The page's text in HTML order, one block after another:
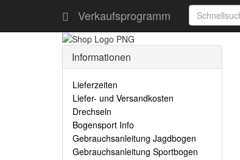
Verkaufsprogramm
Informationen
Lieferzeiten
Liefer- und Versandkosten
Drechseln
Bogensport Info
Gebrauchsanleitung Jagdbogen
Gebrauchsanleitung Sportbogen